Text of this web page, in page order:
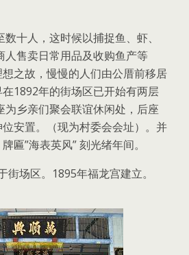
十人，这时候以捕捉鱼、虾、
人售卖日常用品及收购鱼产等
之故，慢慢的人们由公厝前移居
1892年的街场区已开始有两层
为乡亲们聚会联谊休闲处，后座
安置。（现为村委会会址）。并
匾”海表英风” 刻光绪年间。
街场区。1895年福龙宫建立。